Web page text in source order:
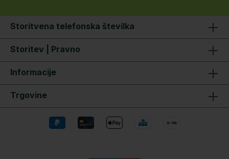
paketa - 1 × Black Cat Silent črpalka za
vabo, zračna cev in difuzor, USB polnilni
Storitvena telefonska številka
Storitev | Pravno
Informacije
Trgovine